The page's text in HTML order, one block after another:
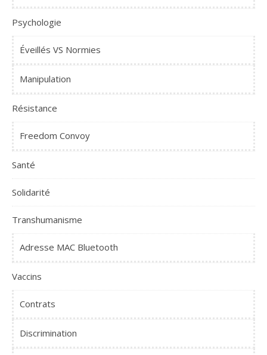
Psychologie
Éveillés VS Normies
Manipulation
Résistance
Freedom Convoy
Santé
Solidarité
Transhumanisme
Adresse MAC Bluetooth
Vaccins
Contrats
Discrimination